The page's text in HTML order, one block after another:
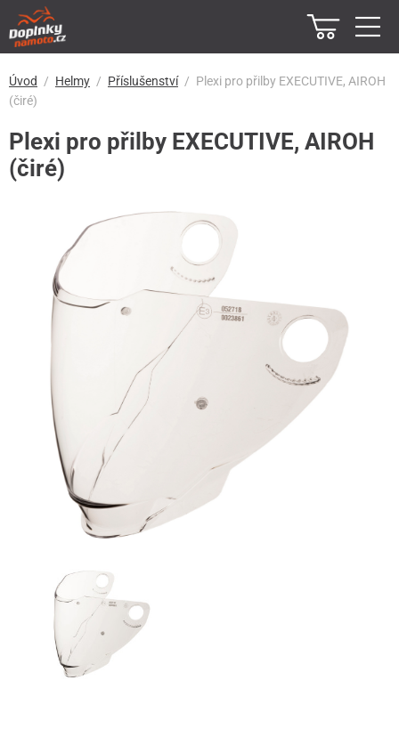
Úvod Helmy Příslušenství
Plexi pro přilby EXECUTIVE, AIROH
(čiré)
Plexi pro přilby EXECUTIVE, AIROH
(čiré)